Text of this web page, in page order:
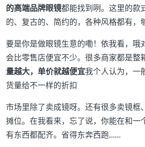
的高端品牌眼镜都能找到咧。这里的款
的、复古的、简约的，各种风格都有，
要是你是做眼镜生意的嘞！依我看，哦
会比零售店便宜不少。很多商家都是整
量越大，单价就越便宜我个人认为，一
货量给不一样的折扣
市场里除了卖成镜呀。还有很多卖镜框
摊位。在我看来，忘了说，你能在和一
有东西都配齐。省得东奔西跑......